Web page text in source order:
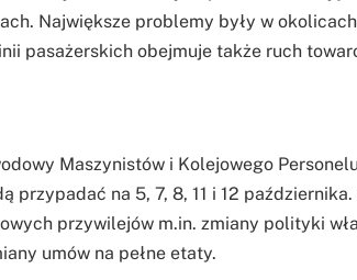
Największe problemy były w
pasażerskich obejmuje także ruch
Maszynistów i Kolejowego
przypadać na 5, 7, 8, 11 i 12
przywilejów m.in. zmiany polityki
umów na pełne etaty.